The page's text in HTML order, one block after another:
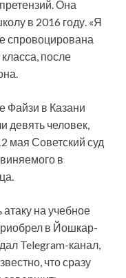
Она
в 2016 году. «Я
спровоцирована
после
Файзи в Казани
девять человек,
мая Советский суд
в
на учебное
в Йошкар-
Telegram-канал,
что сразу